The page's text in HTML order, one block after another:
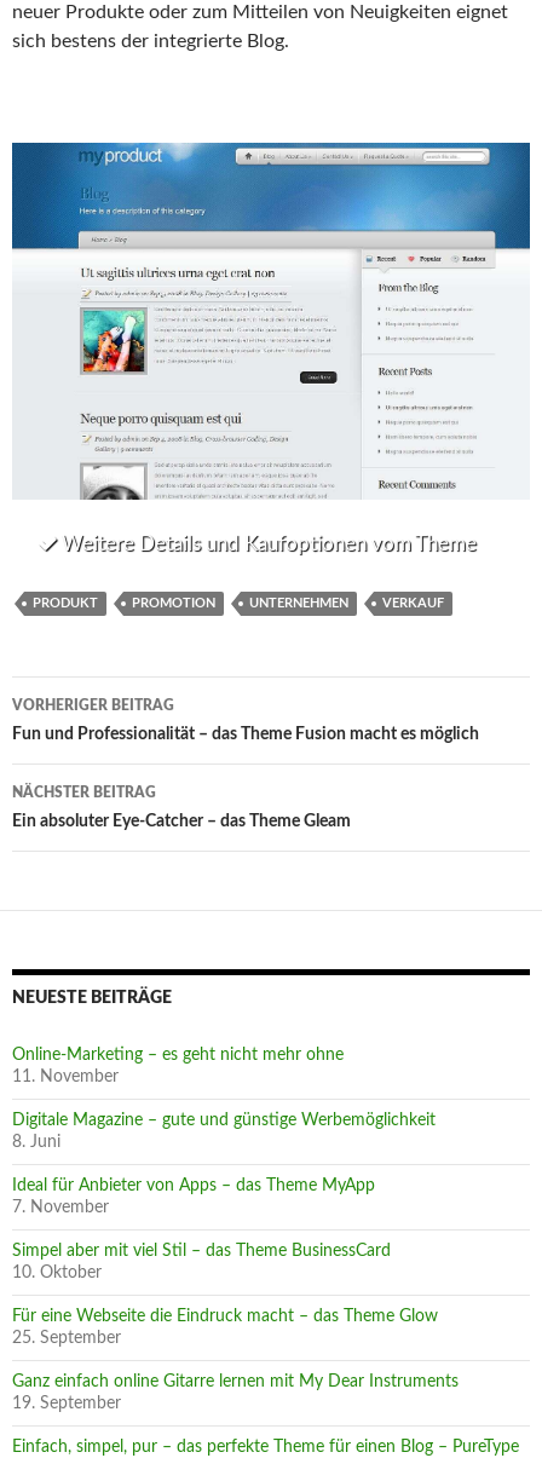
neuer Produkte oder zum Mitteilen von Neuigkeiten eignet
sich bestens der integrierte Blog.
Weitere Details und Kaufoptionen vom Theme
PRODUKT PROMOTION UNTERNEHMEN VERKAUF
Navigation
VORHERIGER BEITRAG
Fun und Professionalität – das Theme Fusion macht es möglich
NÄCHSTER BEITRAG
Ein absoluter Eye-Catcher – das Theme Gleam
NEUESTE BEITRÄGE
Online-Marketing – es geht nicht mehr ohne
11. November
Digitale Magazine – gute und günstige Werbemöglichkeit
8. Juni
Ideal für Anbieter von Apps – das Theme MyApp
7. November
Simpel aber mit viel Stil – das Theme BusinessCard
10. Oktober
Für eine Webseite die Eindruck macht – das Theme Glow
25. September
Ganz einfach online Gitarre lernen mit My Dear Instruments
19. September
Einfach, simpel, pur – das perfekte Theme für einen Blog – PureType